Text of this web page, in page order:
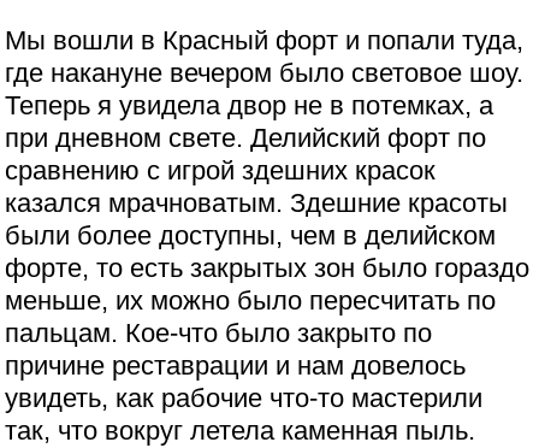
Мы вошли в Красный форт и попали туда,
где накануне вечером было световое шоу.
Теперь я увидела двор не в потемках, а
при дневном свете. Делийский форт по
сравнению с игрой здешних красок
казался мрачноватым. Здешние красоты
были более доступны, чем в делийском
форте, то есть закрытых зон было гораздо
меньше, их можно было пересчитать по
пальцам. Кое-что было закрыто по
причине реставрации и нам довелось
увидеть, как рабочие что-то мастерили
так, что вокруг летела каменная пыль.